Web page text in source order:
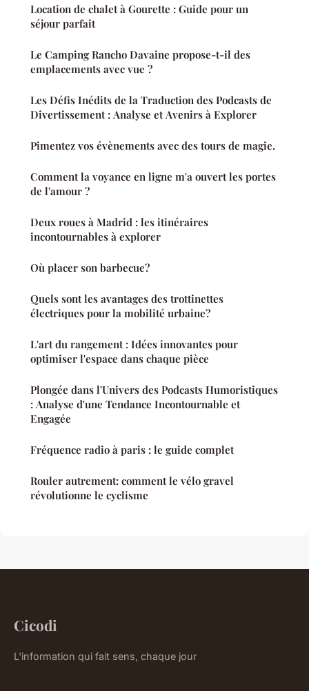
Location de chalet à Gourette : Guide pour un
séjour parfait
Le Camping Rancho Davaine propose-t-il des
emplacements avec vue ?
Les Défis Inédits de la Traduction des Podcasts de
Divertissement : Analyse et Avenirs à Explorer
Pimentez vos évènements avec des tours de magie.
Comment la voyance en ligne m'a ouvert les portes
de l'amour ?
Deux roues à Madrid : les itinéraires
incontournables à explorer
Où placer son barbecue?
Quels sont les avantages des trottinettes
électriques pour la mobilité urbaine?
L'art du rangement : Idées innovantes pour
optimiser l'espace dans chaque pièce
Plongée dans l'Univers des Podcasts Humoristiques
: Analyse d'une Tendance Incontournable et
Engagée
Fréquence radio à paris : le guide complet
Rouler autrement: comment le vélo gravel
révolutionne le cyclisme
Cicodi
L'information qui fait sens, chaque jour